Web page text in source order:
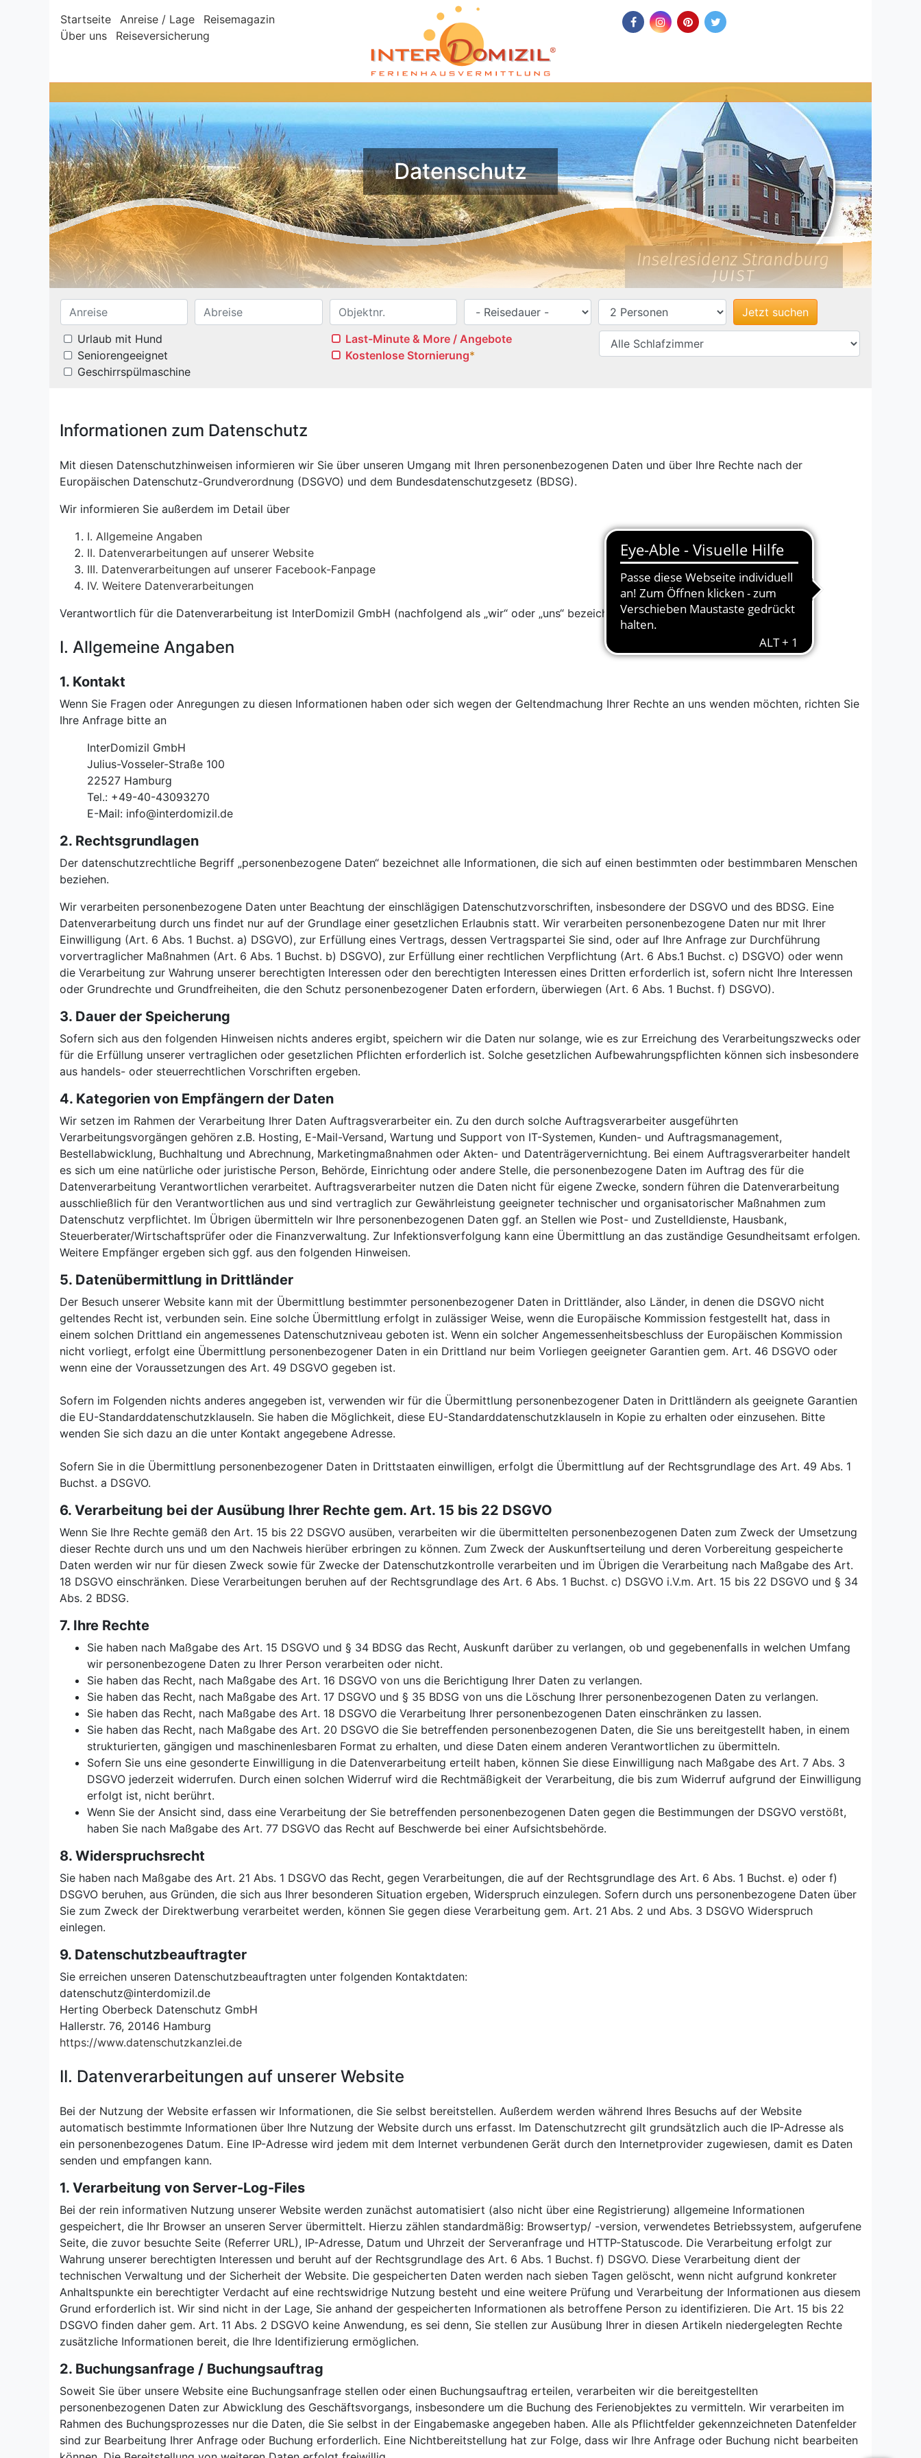
Startseite Anreise / Lage
Reisemagazin
Über uns
Reiseversicherung
Datenschutz
Urlaub mit Hund
Seniorengeeignet
Geschirrspülmaschine
Last-Minute & More / Angebote
Kostenlose Stornierung*
Informationen zum Datenschutz
Mit diesen Datenschutzhinweisen informieren wir Sie über unseren Umgang mit Ihren personenbezogenen Daten und über Ihre Rechte nach der
Europäischen Datenschutz-Grundverordnung (DSGVO) und dem Bundesdatenschutzgesetz (BDSG).
Wir informieren Sie außerdem im Detail über
I. Allgemeine Angaben
II. Datenverarbeitungen auf unserer Website
III. Datenverarbeitungen auf unserer Facebook-Fanpage
IV. Weitere Datenverarbeitungen
Verantwortlich für die Datenverarbeitung ist InterDomizil GmbH (nachfolgend als „wir“ oder „uns“ bezeichnet).
I. Allgemeine Angaben
1. Kontakt
Wenn Sie Fragen oder Anregungen zu diesen Informationen haben oder sich wegen der Geltendmachung Ihrer Rechte an uns wenden möchten, richten Sie
Ihre Anfrage bitte an
InterDomizil GmbH
Julius-Vosseler-Straße 100
22527 Hamburg
Tel.: +49-40-43093270
E-Mail: info@interdomizil.de
2. Rechtsgrundlagen
Der datenschutzrechtliche Begriff „personenbezogene Daten“ bezeichnet alle Informationen, die sich auf einen bestimmten oder bestimmbaren Menschen
beziehen.
Wir verarbeiten personenbezogene Daten unter Beachtung der einschlägigen Datenschutzvorschriften, insbesondere der DSGVO und des BDSG. Eine
Datenverarbeitung durch uns findet nur auf der Grundlage einer gesetzlichen Erlaubnis statt. Wir verarbeiten personenbezogene Daten nur mit Ihrer
Einwilligung (Art. 6 Abs. 1 Buchst. a) DSGVO), zur Erfüllung eines Vertrags, dessen Vertragspartei Sie sind, oder auf Ihre Anfrage zur Durchführung
vorvertraglicher Maßnahmen (Art. 6 Abs. 1 Buchst. b) DSGVO), zur Erfüllung einer rechtlichen Verpflichtung (Art. 6 Abs.1 Buchst. c) DSGVO) oder wenn
die Verarbeitung zur Wahrung unserer berechtigten Interessen oder den berechtigten Interessen eines Dritten erforderlich ist, sofern nicht Ihre Interessen
oder Grundrechte und Grundfreiheiten, die den Schutz personenbezogener Daten erfordern, überwiegen (Art. 6 Abs. 1 Buchst. f) DSGVO).
3. Dauer der Speicherung
Sofern sich aus den folgenden Hinweisen nichts anderes ergibt, speichern wir die Daten nur solange, wie es zur Erreichung des Verarbeitungszwecks oder
für die Erfüllung unserer vertraglichen oder gesetzlichen Pflichten erforderlich ist. Solche gesetzlichen Aufbewahrungspflichten können sich insbesondere
aus handels- oder steuerrechtlichen Vorschriften ergeben.
4. Kategorien von Empfängern der Daten
Wir setzen im Rahmen der Verarbeitung Ihrer Daten Auftragsverarbeiter ein. Zu den durch solche Auftragsverarbeiter ausgeführten
Verarbeitungsvorgängen gehören z.B. Hosting, E-Mail-Versand, Wartung und Support von IT-Systemen, Kunden- und Auftragsmanagement,
Bestellabwicklung, Buchhaltung und Abrechnung, Marketingmaßnahmen oder Akten- und Datenträgervernichtung. Bei einem Auftragsverarbeiter handelt
es sich um eine natürliche oder juristische Person, Behörde, Einrichtung oder andere Stelle, die personenbezogene Daten im Auftrag des für die
Datenverarbeitung Verantwortlichen verarbeitet. Auftragsverarbeiter nutzen die Daten nicht für eigene Zwecke, sondern führen die Datenverarbeitung
ausschließlich für den Verantwortlichen aus und sind vertraglich zur Gewährleistung geeigneter technischer und organisatorischer Maßnahmen zum
Datenschutz verpflichtet. Im Übrigen übermitteln wir Ihre personenbezogenen Daten ggf. an Stellen wie Post- und Zustelldienste, Hausbank,
Steuerberater/Wirtschaftsprüfer oder die Finanzverwaltung. Zur Infektionsverfolgung kann eine Übermittlung an das zuständige Gesundheitsamt erfolgen.
Weitere Empfänger ergeben sich ggf. aus den folgenden Hinweisen.
5. Datenübermittlung in Drittländer
Der Besuch unserer Website kann mit der Übermittlung bestimmter personenbezogener Daten in Drittländer, also Länder, in denen die DSGVO nicht
geltendes Recht ist, verbunden sein. Eine solche Übermittlung erfolgt in zulässiger Weise, wenn die Europäische Kommission festgestellt hat, dass in
einem solchen Drittland ein angemessenes Datenschutzniveau geboten ist. Wenn ein solcher Angemessenheitsbeschluss der Europäischen Kommission
nicht vorliegt, erfolgt eine Übermittlung personenbezogener Daten in ein Drittland nur beim Vorliegen geeigneter Garantien gem. Art. 46 DSGVO oder
wenn eine der Voraussetzungen des Art. 49 DSGVO gegeben ist.
Sofern im Folgenden nichts anderes angegeben ist, verwenden wir für die Übermittlung personenbezogener Daten in Drittländern als geeignete Garantien
die EU-Standarddatenschutzklauseln. Sie haben die Möglichkeit, diese EU-Standarddatenschutzklauseln in Kopie zu erhalten oder einzusehen. Bitte
wenden Sie sich dazu an die unter Kontakt angegebene Adresse.
Sofern Sie in die Übermittlung personenbezogener Daten in Drittstaaten einwilligen, erfolgt die Übermittlung auf der Rechtsgrundlage des Art. 49 Abs. 1
Buchst. a DSGVO.
6. Verarbeitung bei der Ausübung Ihrer Rechte gem. Art. 15 bis 22 DSGVO
Wenn Sie Ihre Rechte gemäß den Art. 15 bis 22 DSGVO ausüben, verarbeiten wir die übermittelten personenbezogenen Daten zum Zweck der Umsetzung
dieser Rechte durch uns und um den Nachweis hierüber erbringen zu können. Zum Zweck der Auskunftserteilung und deren Vorbereitung gespeicherte
Daten werden wir nur für diesen Zweck sowie für Zwecke der Datenschutzkontrolle verarbeiten und im Übrigen die Verarbeitung nach Maßgabe des Art.
18 DSGVO einschränken. Diese Verarbeitungen beruhen auf der Rechtsgrundlage des Art. 6 Abs. 1 Buchst. c) DSGVO i.V.m. Art. 15 bis 22 DSGVO und § 34
Abs. 2 BDSG.
7. Ihre Rechte
Sie haben nach Maßgabe des Art. 15 DSGVO und § 34 BDSG das Recht, Auskunft darüber zu verlangen, ob und gegebenenfalls in welchen Umfang
wir personenbezogene Daten zu Ihrer Person verarbeiten oder nicht.
Sie haben das Recht, nach Maßgabe des Art. 16 DSGVO von uns die Berichtigung Ihrer Daten zu verlangen.
Sie haben das Recht, nach Maßgabe des Art. 17 DSGVO und § 35 BDSG von uns die Löschung Ihrer personenbezogenen Daten zu verlangen.
Sie haben das Recht, nach Maßgabe des Art. 18 DSGVO die Verarbeitung Ihrer personenbezogenen Daten einschränken zu lassen.
Sie haben das Recht, nach Maßgabe des Art. 20 DSGVO die Sie betreffenden personenbezogenen Daten, die Sie uns bereitgestellt haben, in einem
strukturierten, gängigen und maschinenlesbaren Format zu erhalten, und diese Daten einem anderen Verantwortlichen zu übermitteln.
Sofern Sie uns eine gesonderte Einwilligung in die Datenverarbeitung erteilt haben, können Sie diese Einwilligung nach Maßgabe des Art. 7 Abs. 3
DSGVO jederzeit widerrufen. Durch einen solchen Widerruf wird die Rechtmäßigkeit der Verarbeitung, die bis zum Widerruf aufgrund der Einwilligung
erfolgt ist, nicht berührt.
Wenn Sie der Ansicht sind, dass eine Verarbeitung der Sie betreffenden personenbezogenen Daten gegen die Bestimmungen der DSGVO verstößt,
haben Sie nach Maßgabe des Art. 77 DSGVO das Recht auf Beschwerde bei einer Aufsichtsbehörde.
8. Widerspruchsrecht
Sie haben nach Maßgabe des Art. 21 Abs. 1 DSGVO das Recht, gegen Verarbeitungen, die auf der Rechtsgrundlage des Art. 6 Abs. 1 Buchst. e) oder f)
DSGVO beruhen, aus Gründen, die sich aus Ihrer besonderen Situation ergeben, Widerspruch einzulegen. Sofern durch uns personenbezogene Daten über
Sie zum Zweck der Direktwerbung verarbeitet werden, können Sie gegen diese Verarbeitung gem. Art. 21 Abs. 2 und Abs. 3 DSGVO Widerspruch
einlegen.
9. Datenschutzbeauftragter
Sie erreichen unseren Datenschutzbeauftragten unter folgenden Kontaktdaten:
datenschutz@interdomizil.de
Herting Oberbeck Datenschutz GmbH
Hallerstr. 76, 20146 Hamburg
https://www.datenschutzkanzlei.de
II. Datenverarbeitungen auf unserer Website
Bei der Nutzung der Website erfassen wir Informationen, die Sie selbst bereitstellen. Außerdem werden während Ihres Besuchs auf der Website
automatisch bestimmte Informationen über Ihre Nutzung der Website durch uns erfasst. Im Datenschutzrecht gilt grundsätzlich auch die IP-Adresse als
ein personenbezogenes Datum. Eine IP-Adresse wird jedem mit dem Internet verbundenen Gerät durch den Internetprovider zugewiesen, damit es Daten
senden und empfangen kann.
1. Verarbeitung von Server-Log-Files
Bei der rein informativen Nutzung unserer Website werden zunächst automatisiert (also nicht über eine Registrierung) allgemeine Informationen
gespeichert, die Ihr Browser an unseren Server übermittelt. Hierzu zählen standardmäßig: Browsertyp/ -version, verwendetes Betriebssystem, aufgerufene
Seite, die zuvor besuchte Seite (Referrer URL), IP-Adresse, Datum und Uhrzeit der Serveranfrage und HTTP-Statuscode. Die Verarbeitung erfolgt zur
Wahrung unserer berechtigten Interessen und beruht auf der Rechtsgrundlage des Art. 6 Abs. 1 Buchst. f) DSGVO. Diese Verarbeitung dient der
technischen Verwaltung und der Sicherheit der Website. Die gespeicherten Daten werden nach sieben Tagen gelöscht, wenn nicht aufgrund konkreter
Anhaltspunkte ein berechtigter Verdacht auf eine rechtswidrige Nutzung besteht und eine weitere Prüfung und Verarbeitung der Informationen aus diesem
Grund erforderlich ist. Wir sind nicht in der Lage, Sie anhand der gespeicherten Informationen als betroffene Person zu identifizieren. Die Art. 15 bis 22
DSGVO finden daher gem. Art. 11 Abs. 2 DSGVO keine Anwendung, es sei denn, Sie stellen zur Ausübung Ihrer in diesen Artikeln niedergelegten Rechte
zusätzliche Informationen bereit, die Ihre Identifizierung ermöglichen.
2. Buchungsanfrage / Buchungsauftrag
Soweit Sie über unsere Website eine Buchungsanfrage stellen oder einen Buchungsauftrag erteilen, verarbeiten wir die bereitgestellten
personenbezogenen Daten zur Abwicklung des Geschäftsvorgangs, insbesondere um die Buchung des Ferienobjektes zu vermitteln. Wir verarbeiten im
Rahmen des Buchungsprozesses nur die Daten, die Sie selbst in der Eingabemaske angegeben haben. Alle als Pflichtfelder gekennzeichneten Datenfelder
sind zur Bearbeitung Ihrer Anfrage oder Buchung erforderlich. Eine Nichtbereitstellung hat zur Folge, dass wir Ihre Anfrage oder Buchung nicht bearbeiten